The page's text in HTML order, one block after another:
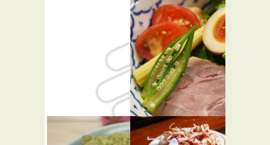
高瀬 ★☆☆
和食